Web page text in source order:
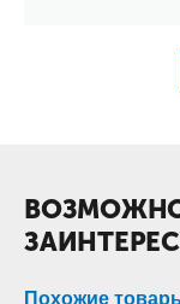
Похожие